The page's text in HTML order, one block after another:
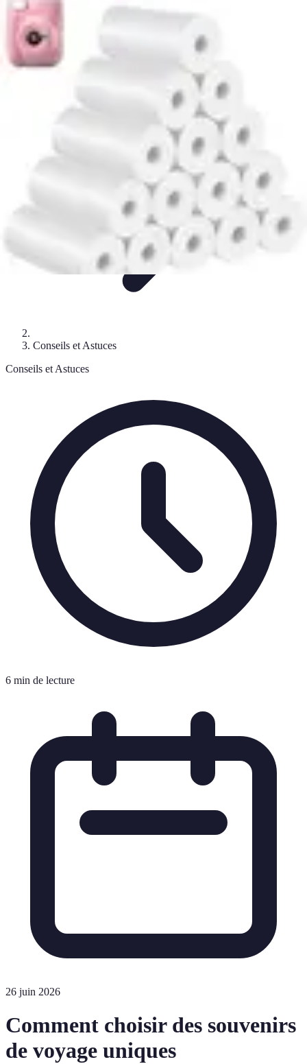
Voyage Inoubliable
Aventure
Planification
Voyage Inoubliable
Conseils et Astuces
Conseils et Astuces
6 min de lecture
26 juin 2026
Comment choisir des souvenirs
de voyage uniques